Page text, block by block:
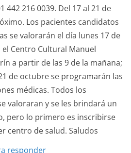
442 216 0039. Del 17 al 21 de
Los pacientes candidatos
se valorarán el día lunes 17 de
Centro Cultural Manuel
a partir de las 9 de la mañana;
de octubre se programarán las
médicas. Todos los
valoraran y se les brindará un
pero lo primero es inscribirse
centro de salud. Saludos
responder